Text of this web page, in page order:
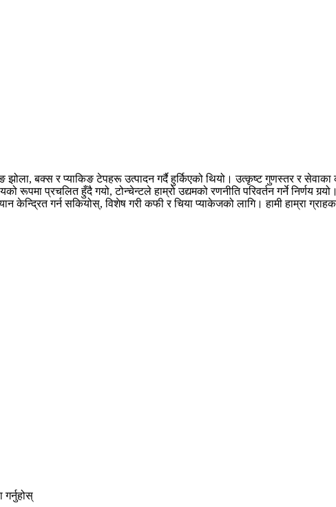
बक्स र प्याकिङ टेपहरू उत्पादन गर्दै हुर्किएको थियो। उत्कृष्ट गुणस्तर र सेवाका
रूपमा प्रचलित हुँदै गयो, टोन्चेन्टले हाम्रो उद्यमको रणनीति परिवर्तन गर्ने
ध्यान केन्द्रित गर्न सकियोस्, विशेष गरी कफी र चिया प्याकेजको लागि। हामी हाम्रा
गर्नुहोस्